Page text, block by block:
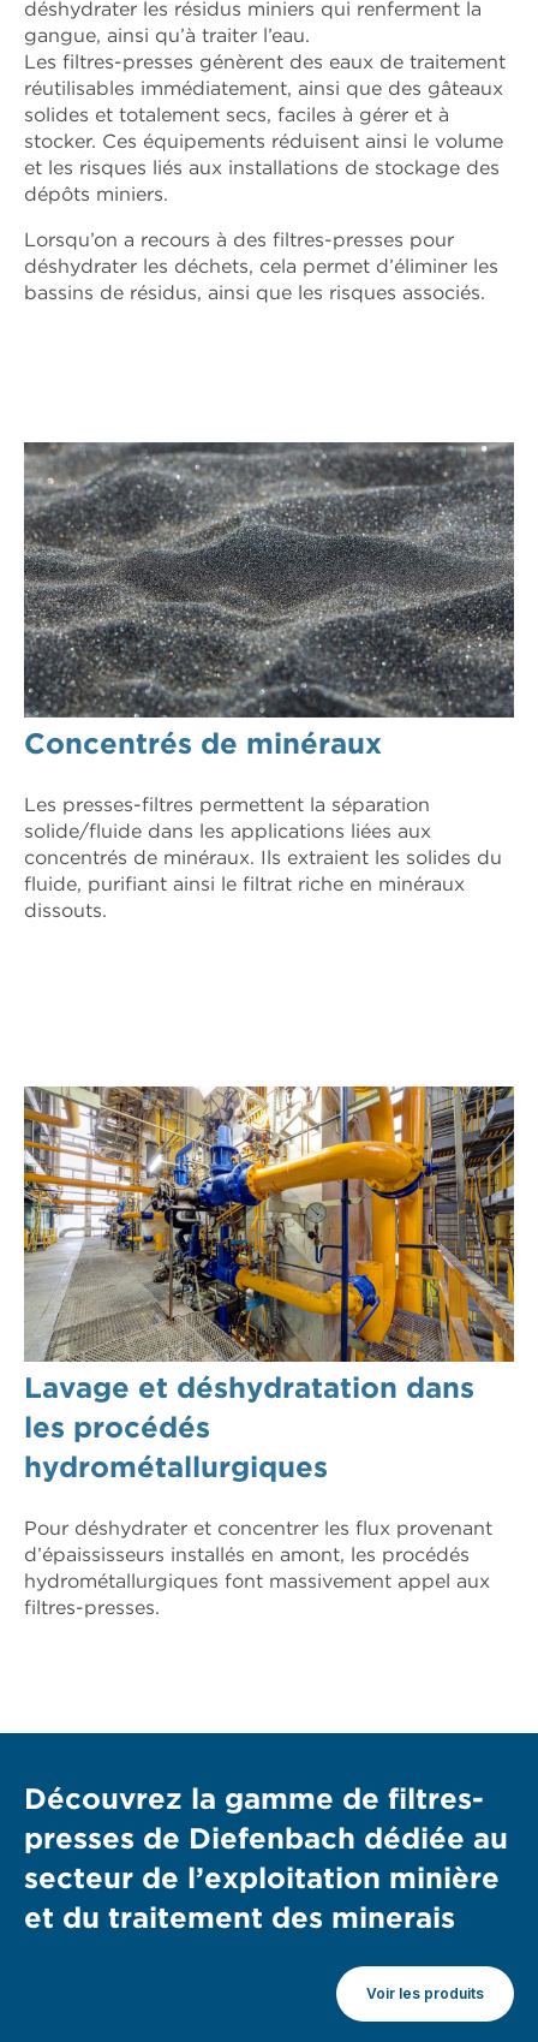
déshydrater les résidus miniers qui renferment la
gangue, ainsi qu’à traiter l’eau.
Les filtres-presses génèrent des eaux de traitement
réutilisables immédiatement, ainsi que des gâteaux
solides et totalement secs, faciles à gérer et à
stocker. Ces équipements réduisent ainsi le volume
et les risques liés aux installations de stockage des
dépôts miniers.
Lorsqu’on a recours à des filtres-presses pour
déshydrater les déchets, cela permet d’éliminer les
bassins de résidus, ainsi que les risques associés.
Concentrés de minéraux
Les presses-filtres permettent la séparation
solide/fluide dans les applications liées aux
concentrés de minéraux. Ils extraient les solides du
fluide, purifiant ainsi le filtrat riche en minéraux
dissouts.
Lavage et déshydratation dans
les procédés
hydrométallurgiques
Pour déshydrater et concentrer les flux provenant
d’épaississeurs installés en amont, les procédés
hydrométallurgiques font massivement appel aux
filtres-presses.
Découvrez la gamme de filtres-
presses de Diefenbach dédiée au
secteur de l’exploitation minière
et du traitement des minerais
Voir les produits